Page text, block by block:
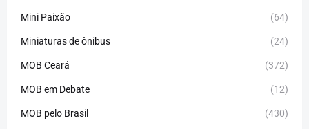
Mini Paixão (64)
Miniaturas de ônibus (24)
MOB Ceará (372)
MOB em Debate (12)
MOB pelo Brasil (430)